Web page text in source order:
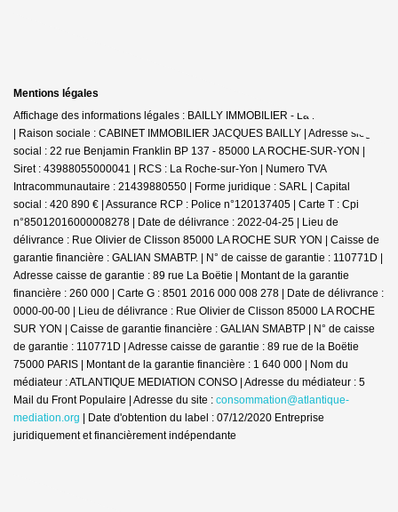
Mentions légales
Affichage des informations légales : BAILLY IMMOBILIER - La Roche-sur-Yon
| Raison sociale : CABINET IMMOBILIER JACQUES BAILLY | Adresse siège
social : 22 rue Benjamin Franklin BP 137 - 85000 LA ROCHE-SUR-YON |
Siret : 43988055000041 | RCS : La Roche-sur-Yon | Numero TVA
Intracommunautaire : 21439880550 | Forme juridique : SARL | Capital
social : 420 890 € | Assurance RCP : Police n°120137405 | Carte T : Cpi
n°85012016000008278 | Date de délivrance : 2022-04-25 | Lieu de
délivrance : Rue Olivier de Clisson 85000 LA ROCHE SUR YON | Caisse de
garantie financière : GALIAN SMABTP. | N° de caisse de garantie : 110771D |
Adresse caisse de garantie : 89 rue La Boëtie | Montant de la garantie
financière : 260 000 | Carte G : 8501 2016 000 008 278 | Date de délivrance :
0000-00-00 | Lieu de délivrance : Rue Olivier de Clisson 85000 LA ROCHE
SUR YON | Caisse de garantie financière : GALIAN SMABTP | N° de caisse
de garantie : 110771D | Adresse caisse de garantie : 89 rue de la Boëtie
75000 PARIS | Montant de la garantie financière : 1 640 000 | Nom du
médiateur : ATLANTIQUE MEDIATION CONSO | Adresse du médiateur : 5
Mail du Front Populaire | Adresse du site : consommation@atlantique-
mediation.org | Date d'obtention du label : 07/12/2020 Entreprise
juridiquement et financièrement indépendante